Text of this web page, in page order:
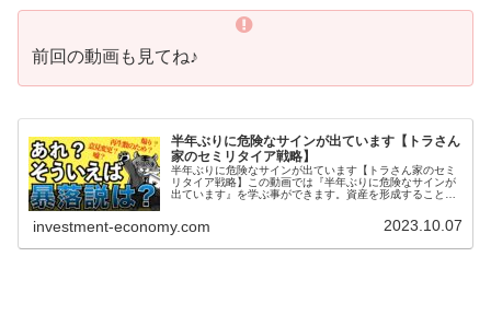
前回の動画も見てね♪
半年ぶりに危険なサインが出ています【トラさん
家のセミリタイア戦略】
半年ぶりに危険なサインが出ています【トラさん家のセミ
リタイア戦略】この動画では『半年ぶりに危険なサインが
出ています』を学ぶ事ができます。資産を形成すること
investment-economy.com 2023.10.07